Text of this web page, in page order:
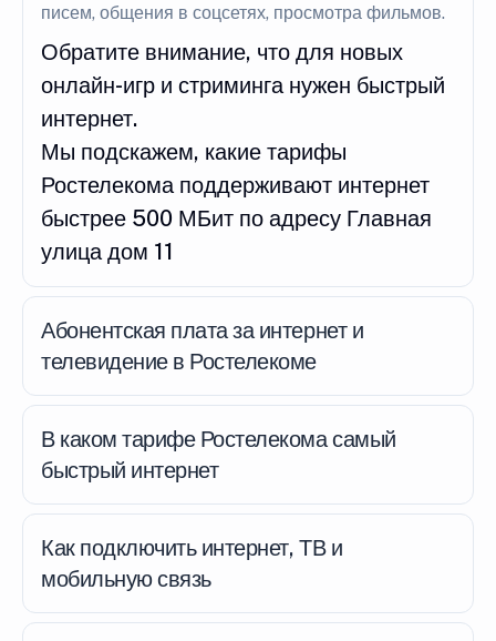
писем, общения в соцсетях, просмотра фильмов.
Обратите внимание, что для новых
онлайн-игр и стриминга нужен быстрый
интернет.
Мы подскажем, какие тарифы
Ростелекома поддерживают интернет
быстрее 500 МБит по адресу Главная
улица дом 11
Абонентская плата за интернет и
телевидение в Ростелекоме
В каком тарифе Ростелекома самый
быстрый интернет
Как подключить интернет, ТВ и
мобильную связь